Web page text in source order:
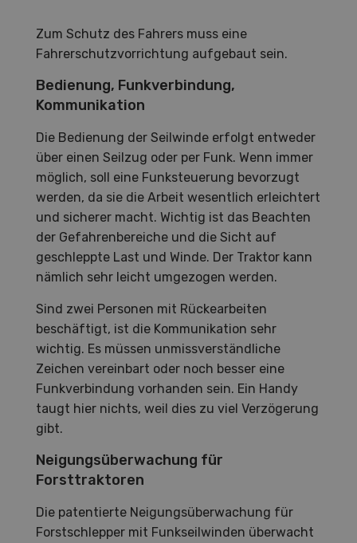
Zum Schutz des Fahrers muss eine
Fahrerschutzvorrichtung aufgebaut sein.
Bedienung, Funkverbindung,
Kommunikation
Die Bedienung der Seilwinde erfolgt entweder
über einen Seilzug oder per Funk. Wenn immer
möglich, soll eine Funksteuerung bevorzugt
werden, da sie die Arbeit wesentlich erleichtert
und sicherer macht. Wichtig ist das Beachten
der Gefahrenbereiche und die Sicht auf
geschleppte Last und Winde. Der Traktor kann
nämlich sehr leicht umgezogen werden.
Sind zwei Personen mit Rückearbeiten
beschäftigt, ist die Kommunikation sehr
wichtig. Es müssen unmissverständliche
Zeichen vereinbart oder noch besser eine
Funkverbindung vorhanden sein. Ein Handy
taugt hier nichts, weil dies zu viel Verzögerung
gibt.
Neigungsüberwachung für
Forsttraktoren
Die patentierte Neigungsüberwachung für
Forstschlepper mit Funkseilwinden überwacht